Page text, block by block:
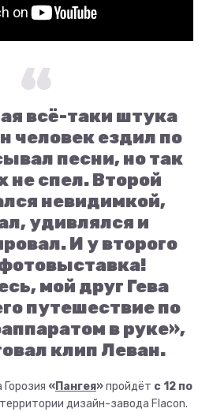
всё-таки штука
человек ездил по
песни, но так
не спел. Второй
невидимкой,
удивлялся и
И у второго
мой друг Гева
путешествие по
в руке»,
клип Леван.
«Пангея»пройдёт с 12 по
дизайн-завода Flacon.